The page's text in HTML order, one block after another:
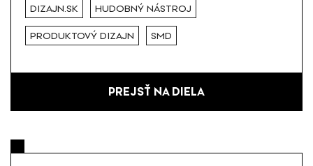
DIZAJN.SK HUDOBNÝ NÁSTROJ
PRODUKTOVÝ DIZAJN SMD
PREJSŤ NA DIELA